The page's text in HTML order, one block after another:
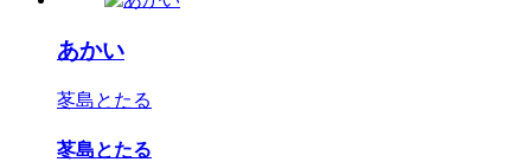
あかい
苳島とたる
苳島とたる